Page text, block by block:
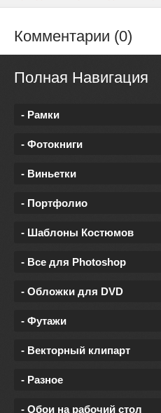
Комментарии (0)
Полная Навигация
- Рамки
- Фотокниги
- Виньетки
- Портфолио
- Шаблоны Костюмов
- Все для Photoshop
- Обложки для DVD
- Футажи
- Векторный клипарт
- Разное
- Обои на рабочий стол